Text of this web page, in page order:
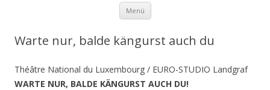
Menü
Warte nur, balde kängurst auch du
Théâtre National du Luxembourg / EURO-STUDIO Landgraf
WARTE NUR, BALDE KÄNGURST AUCH DU!